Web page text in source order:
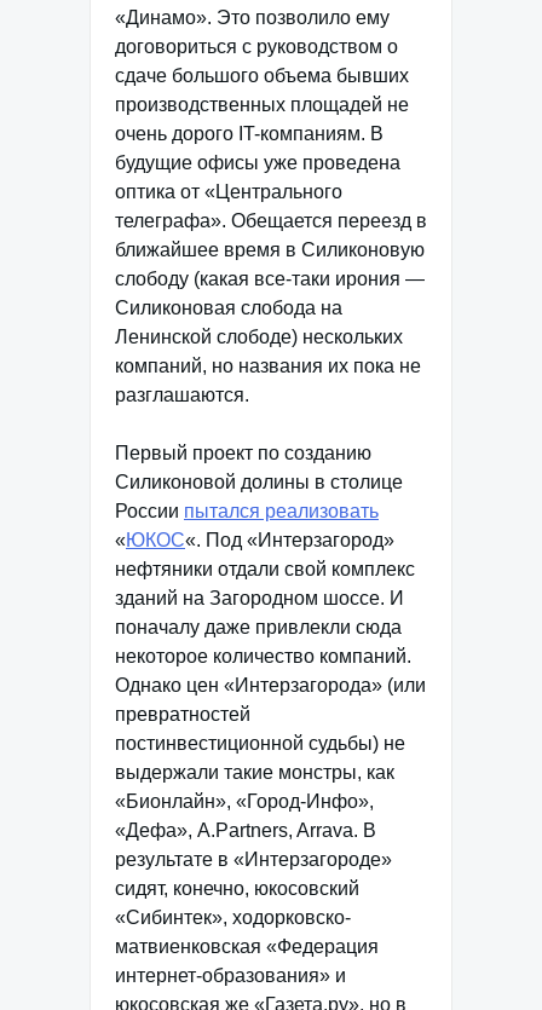
«Динамо». Это позволило ему
договориться с руководством о
сдаче большого объема бывших
производственных площадей не
очень дорого IT-компаниям. В
будущие офисы уже проведена
оптика от «Центрального
телеграфа». Обещается переезд в
ближайшее время в Силиконовую
слободу (какая все-таки ирония —
Силиконовая слобода на
Ленинской слободе) нескольких
компаний, но названия их пока не
разглашаются.
Первый проект по созданию
Силиконовой долины в столице
России пытался реализовать
«ЮКОС«. Под «Интерзагород»
нефтяники отдали свой комплекс
зданий на Загородном шоссе. И
поначалу даже привлекли сюда
некоторое количество компаний.
Однако цен «Интерзагорода» (или
превратностей
постинвестиционной судьбы) не
выдержали такие монстры, как
«Бионлайн», «Город-Инфо»,
«Дефа», A.Partners, Arrava. В
результате в «Интерзагороде»
сидят, конечно, юкосовский
«Сибинтек», ходорковско-
матвиенковская «Федерация
интернет-образования» и
юкосовская же «Газета.ру», но в